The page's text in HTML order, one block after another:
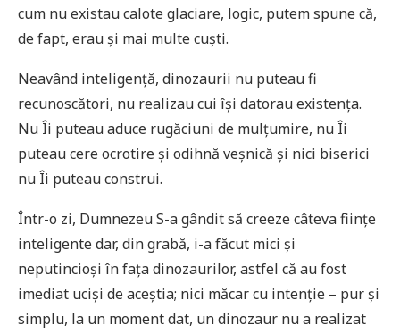
cum nu existau calote glaciare, logic, putem spune că,
de fapt, erau și mai multe cuști.
Neavând inteligență, dinozaurii nu puteau fi
recunoscători, nu realizau cui își datorau existența.
Nu Îi puteau aduce rugăciuni de mulțumire, nu Îi
puteau cere ocrotire și odihnă veșnică și nici biserici
nu Îi puteau construi.
Într-o zi, Dumnezeu S-a gândit să creeze câteva ființe
inteligente dar, din grabă, i-a făcut mici și
neputincioși în fața dinozaurilor, astfel că au fost
imediat uciși de aceștia; nici măcar cu intenție – pur și
simplu, la un moment dat, un dinozaur nu a realizat